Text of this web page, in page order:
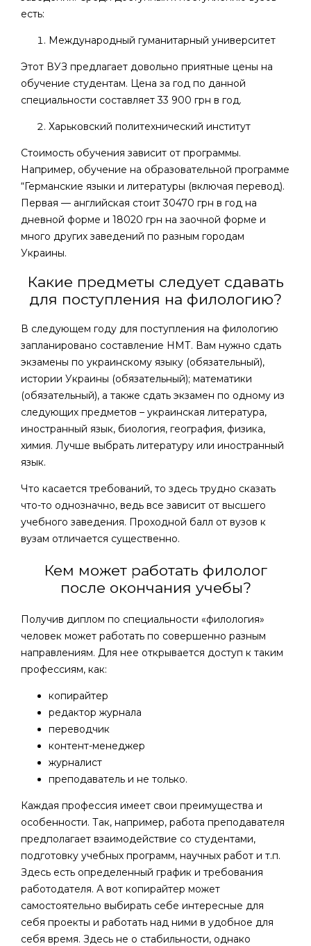
есть:
Международный гуманитарный университет
Этот ВУЗ предлагает довольно приятные цены на
обучение студентам. Цена за год по данной
специальности составляет 33 900 грн в год.
Харьковский политехнический институт
Стоимость обучения зависит от программы.
Например, обучение на образовательной программе
“Германские языки и литературы (включая перевод).
Первая — английская стоит 30470 грн в год на
дневной форме и 18020 грн на заочной форме и
много других заведений по разным городам
Украины.
Какие предметы следует сдавать
для поступления на филологию?
В следующем году для поступления на филологию
запланировано составление НМТ. Вам нужно сдать
экзамены по украинскому языку (обязательный),
истории Украины (обязательный); математики
(обязательный), а также сдать экзамен по одному из
следующих предметов – украинская литература,
иностранный язык, биология, география, физика,
химия. Лучше выбрать литературу или иностранный
язык.
Что касается требований, то здесь трудно сказать
что-то однозначно, ведь все зависит от высшего
учебного заведения. Проходной балл от вузов к
вузам отличается существенно.
Кем может работать филолог
после окончания учебы?
Получив диплом по специальности «филология»
человек может работать по совершенно разным
направлениям. Для нее открывается доступ к таким
профессиям, как:
копирайтер
редактор журнала
переводчик
контент-менеджер
журналист
преподаватель и не только.
Каждая профессия имеет свои преимущества и
особенности. Так, например, работа преподавателя
предполагает взаимодействие со студентами,
подготовку учебных программ, научных работ и т.п.
Здесь есть определенный график и требования
работодателя. А вот копирайтер может
самостоятельно выбирать себе интересные для
себя проекты и работать над ними в удобное для
себя время. Здесь не о стабильности, однако